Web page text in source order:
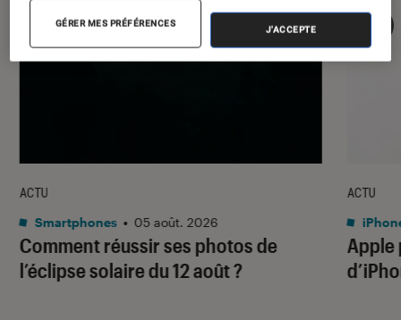
Comment réussir ses photos de
l’éclipse solaire du 12 août ?
ACTU
Smartphones • 05 août. 2026
Apple
ACTU
GÉRER MES PRÉFÉRENCES
J'ACCEPTE